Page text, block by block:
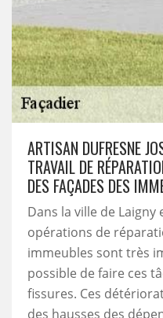
ARTISAN DUFRESNE
TRAVAIL DE
DES FAÇADES DES
Dans la ville de Laigny
opérations de
immeubles sont très
possible de faire ces
fissures. Ces
des hausses des